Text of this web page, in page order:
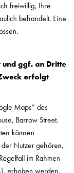
freiwillig, Ihre
behandelt. Eine
und ggf. an Dritte
erfolgt
Maps” des
Barrow Street,
können
Nutzer gehören,
im Rahmen
erhoben werden.